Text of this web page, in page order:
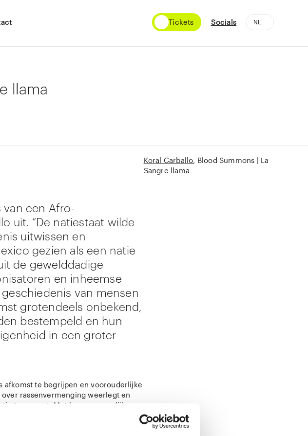
Tickets Socials
llama
Koral Carballo Blood Summons | La
Sangre llama
van een Afro-
uit. “De natiestaat wilde
uitwissen en
gezien als een natie
de gewelddadige
en inheemse
van mensen
grotendeels onbekend,
bestempeld en hun
in een groter
afkomst te begrijpen en voorouderlijke
rassenvermenging weerlegt en
tegengaat. Met haar persoonlijke
de kunstenaar contact te leggen